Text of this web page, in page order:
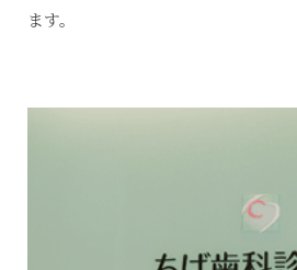
ます。